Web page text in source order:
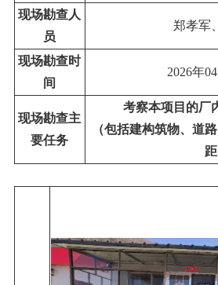
现场勘查人
员
郑孝军
现场勘查时
间
2026年04
现场勘查主
要任务
考察本项目的厂
（包括建构筑物、道
距